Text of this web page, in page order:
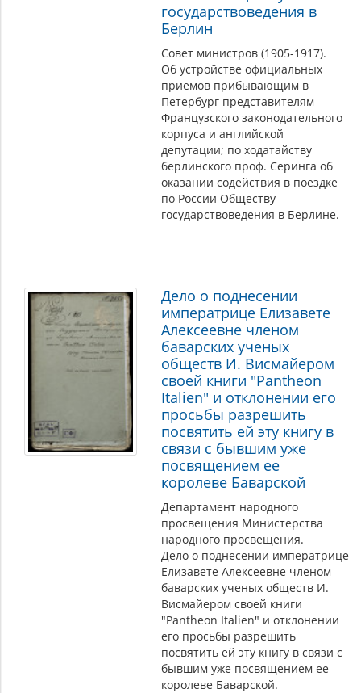
государствоведения в
Берлин
Совет министров (1905-1917).
Об устройстве официальных
приемов прибывающим в
Петербург представителям
Французского законодательного
корпуса и английской
депутации; по ходатайству
берлинского проф. Серинга об
оказании содействия в поездке
по России Обществу
государствоведения в Берлине.
Дело о поднесении
императрице Елизавете
Алексеевне членом
баварских ученых
обществ И. Висмайером
своей книги "Pantheon
Italien" и отклонении его
просьбы разрешить
посвятить ей эту книгу в
связи с бывшим уже
посвящением ее
королеве Баварской
Департамент народного
просвещения Министерства
народного просвещения.
Дело о поднесении императрице
Елизавете Алексеевне членом
баварских ученых обществ И.
Висмайером своей книги
"Pantheon Italien" и отклонении
его просьбы разрешить
посвятить ей эту книгу в связи с
бывшим уже посвящением ее
королеве Баварской.